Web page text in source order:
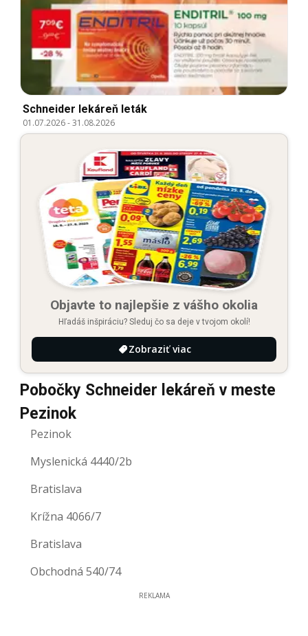
Schneider lekáreň leták
01.07.2026-31.08.2026
Objavte to najlepšie z vášho okolia
Hľadáš inšpiráciu? Sleduj čo sa deje v tvojom okolí!
Zobraziť viac
Pobočky Schneider lekáreň v meste
Pezinok
Pezinok
Myslenická 4440/2b
Bratislava
Krížna 4066/7
Bratislava
Obchodná 540/74
REKLAMA